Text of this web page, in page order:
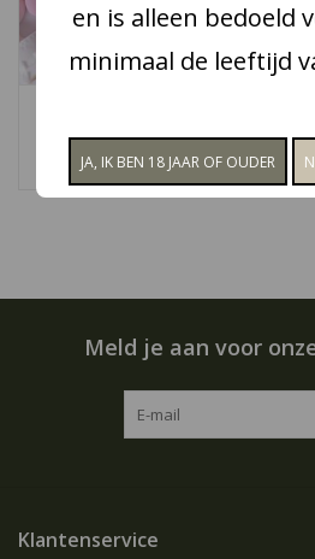
Snoep
Koffie en thee
schuimpjes
Meld je aan voor
Klantenservice
en is alleen bedoeld
minimaal de leeftijd